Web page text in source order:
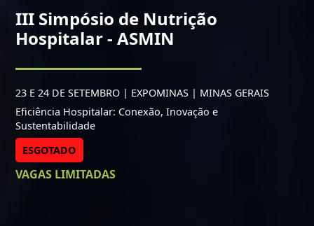
III Simpósio de Nutrição
Hospitalar - ASMIN
23 E 24 DE SETEMBRO | EXPOMINAS | MINAS GERAIS
Eficiência Hospitalar: Conexão, Inovação e
Sustentabilidade
ESGOTADO
VAGAS LIMITADAS